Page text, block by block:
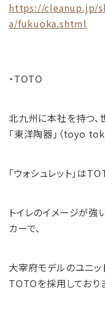
https://cleanup.jp/
a/fukuoka.shtml
・TOTO
北九州に本社を持つ
「東洋陶器」（toyo
「ウォシュレット」は
トイレのイメージが強
カーで、
大宰府モデルのユニッ
TOTOを採用しており